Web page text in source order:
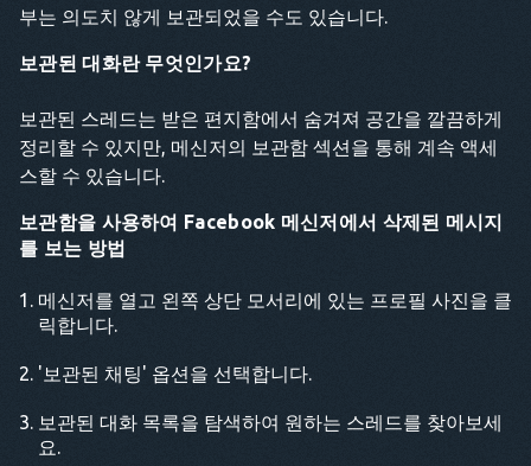
부는 의도치 않게 보관되었을 수도 있습니다.
보관된 대화란 무엇인가요?
보관된 스레드는 받은 편지함에서 숨겨져 공간을 깔끔하게
정리할 수 있지만, 메신저의 보관함 섹션을 통해 계속 액세
스할 수 있습니다.
보관함을 사용하여 Facebook 메신저에서 삭제된 메시지
를 보는 방법
메신저를 열고 왼쪽 상단 모서리에 있는 프로필 사진을 클
릭합니다.
'보관된 채팅' 옵션을 선택합니다.
보관된 대화 목록을 탐색하여 원하는 스레드를 찾아보세
요.